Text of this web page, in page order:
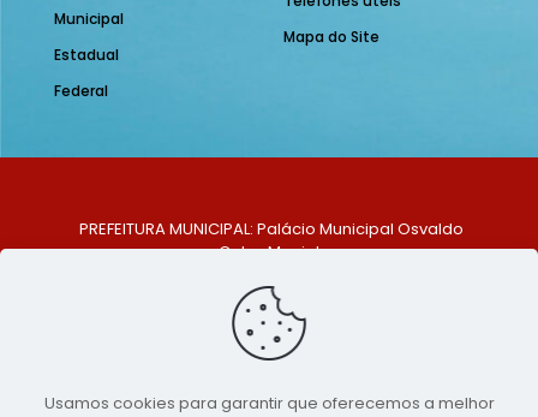
Municipal
Estadual
Federal
Mapa do Site
PREFEITURA MUNICIPAL: Palácio Municipal Osvaldo
Celso Maciel
Centro, São Bento do Una - PE. CEP: 553370-128
TELEFONE: (81) 99548-1569
E-MAIL: ouvidoria@saobentodouna.pe.gov.br
Usamos cookies para garantir que oferecemos a melhor